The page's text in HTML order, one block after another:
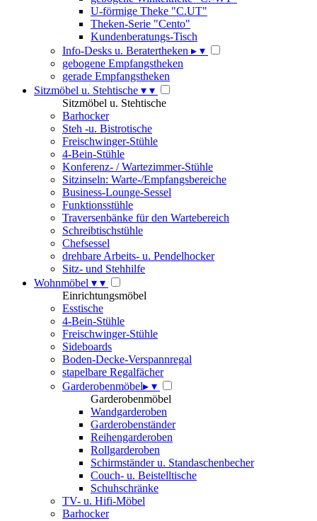
U-förmige Theke "C.UT"
Theken-Serie "Cento"
Kundenberatungs-Tisch
Info-Desks u. Beratertheken ▸ ▾
gebogene Empfangstheken
gerade Empfangstheken
Sitzmöbel u. Stehtische ▾ ▾
Sitzmöbel u. Stehtische
Barhocker
Steh -u. Bistrotische
Freischwinger-Stühle
4-Bein-Stühle
Konferenz- / Wartezimmer-Stühle
Sitzinseln: Warte-/Empfangsbereiche
Business-Lounge-Sessel
Funktionsstühle
Traversenbänke für den Wartebereich
Schreibtischstühle
Chefsessel
drehbare Arbeits- u. Pendelhocker
Sitz- und Stehhilfe
Wohnmöbel ▾ ▾
Einrichtungsmöbel
Esstische
4-Bein-Stühle
Freischwinger-Stühle
Sideboards
Boden-Decke-Verspannregal
stapelbare Regalfächer
Garderobenmöbel▸ ▾
Garderobenmöbel
Wandgarderoben
Garderobenständer
Reihengarderoben
Rollgarderoben
Schirmständer u. Standaschenbecher
Couch- u. Beistelltische
Schuhschränke
TV- u. Hifi-Möbel
Barhocker